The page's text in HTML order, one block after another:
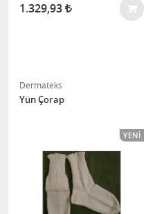
1.329,93
Dermateks
Yün Çorap
YENI